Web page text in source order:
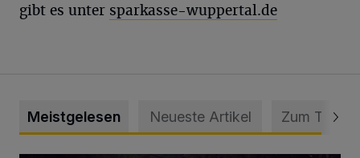
gibt es unter sparkasse-wuppertal.de
Meistgelesen Neueste Artikel Zum Thema